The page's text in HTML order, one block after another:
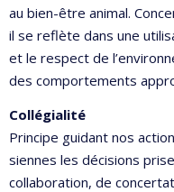
au bien-être animal.
il se reflète dans une
et le respect de
des comportements
Collégialité
Principe guidant nos
siennes les décisions
collaboration, de